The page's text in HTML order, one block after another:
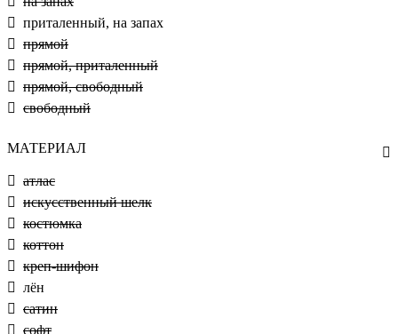
приталенный, на запах
прямой
прямой, приталенный
прямой, свободный
свободный
МАТЕРИАЛ
атлас
искусственный шелк
костюмка
коттон
креп-шифон
лён
сатин
софт